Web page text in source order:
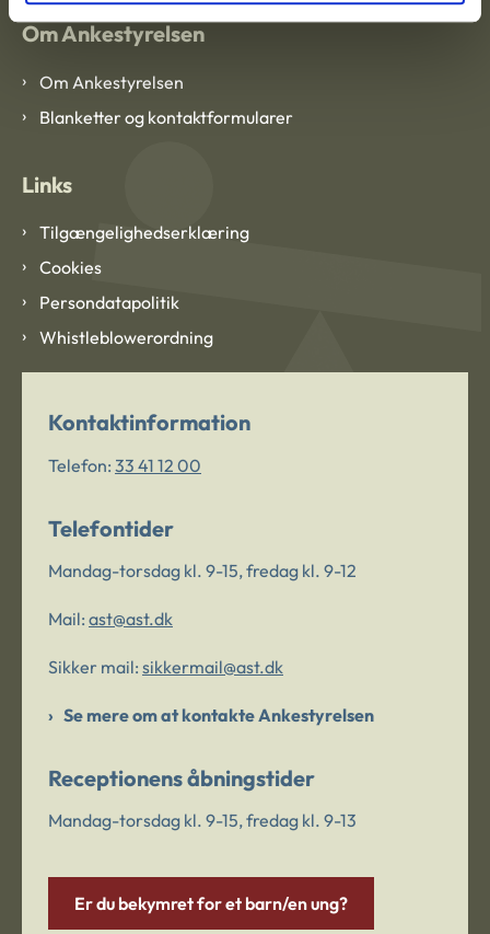
Om Ankestyrelsen
Om Ankestyrelsen
Blanketter og kontaktformularer
Links
Tilgængelighedserklæring
Cookies
Persondatapolitik
Whistleblowerordning
Kontaktinformation
Telefon: 33 41 12 00
Telefontider
Mandag-torsdag kl. 9-15, fredag kl. 9-12
Mail: ast@ast.dk
Sikker mail: sikkermail@ast.dk
Se mere om at kontakte Ankestyrelsen
Receptionens åbningstider
Mandag-torsdag kl. 9-15, fredag kl. 9-13
Er du bekymret for et barn/en ung?